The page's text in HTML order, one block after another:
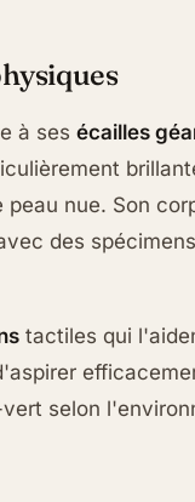
à ses écailles
nue. Son
des
tactiles qui
selon